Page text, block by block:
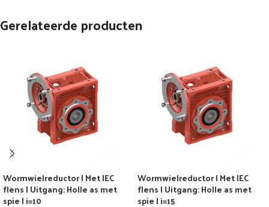
Gerelateerde producten
Wormwielreductor | Met IEC
flens | Uitgang: Holle as met
spie | i=10
Wormwielreductor | Met IEC
flens | Uitgang: Holle as met
spie | i=15